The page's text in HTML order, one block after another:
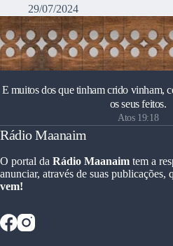
29/07/2024
E muitos dos que tinham crido vinham,
os seus feitos.
Atos 19:18
Rádio Maanaim
O portal da Rádio Maanaim tem a
anunciar, através de suas publicações,
vem!